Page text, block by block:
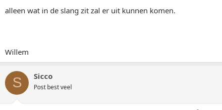
alleen wat in de slang zit zal er uit kunnen komen.
Willem
S Sicco
Post best veel